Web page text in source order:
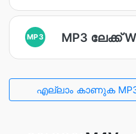
MP3 MP3 ലേക്ക്
എല്ലാം കാണുക